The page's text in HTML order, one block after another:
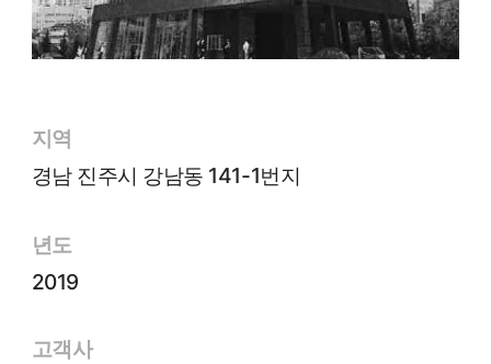
지역
경남 진주시 강남동 141-1번지
년도
2019
고객사